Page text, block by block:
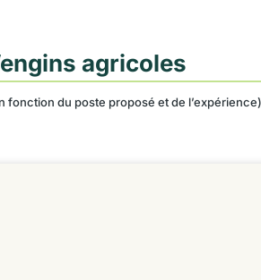
agricoles
fonction du poste proposé et de